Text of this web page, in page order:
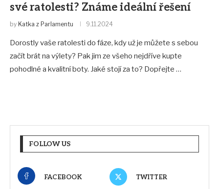
své ratolesti? Známe ideální řešení
by Katka z Parlamentu 9.11.2024
Dorostly vaše ratolesti do fáze, kdy už je můžete s sebou
začít brát na výlety? Pak jim ze všeho nejdříve kupte
pohodlné a kvalitní boty. Jaké stojí za to? Dopřejte …
FOLLOW US
FACEBOOK TWITTER